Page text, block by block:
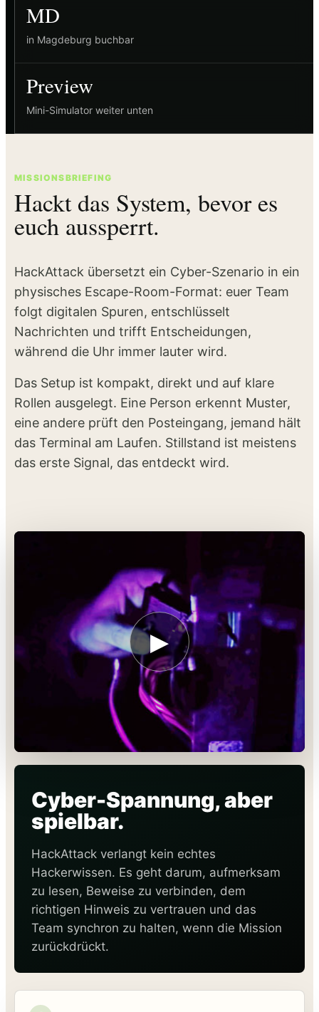
MD
in Magdeburg buchbar
Preview
Mini-Simulator weiter unten
MISSIONSBRIEFING
Hackt das System, bevor es
euch aussperrt.
HackAttack übersetzt ein Cyber-Szenario in ein
physisches Escape-Room-Format: euer Team
folgt digitalen Spuren, entschlüsselt
Nachrichten und trifft Entscheidungen,
während die Uhr immer lauter wird.
Das Setup ist kompakt, direkt und auf klare
Rollen ausgelegt. Eine Person erkennt Muster,
eine andere prüft den Posteingang, jemand hält
das Terminal am Laufen. Stillstand ist meistens
das erste Signal, das entdeckt wird.
▶
Cyber-Spannung, aber
spielbar.
HackAttack verlangt kein echtes
Hackerwissen. Es geht darum, aufmerksam
zu lesen, Beweise zu verbinden, dem
richtigen Hinweis zu vertrauen und das
Team synchron zu halten, wenn die Mission
zurückdrückt.